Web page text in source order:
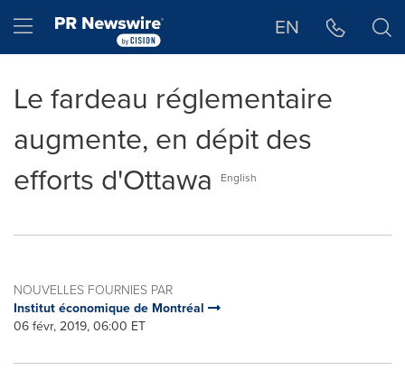
Hamburger menu EN
Le fardeau réglementaire
augmente, en dépit des
efforts d'Ottawa
English
NOUVELLES FOURNIES PAR
Institut économique de Montréal
06 févr, 2019, 06:00 ET